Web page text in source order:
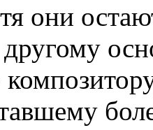
они
другому